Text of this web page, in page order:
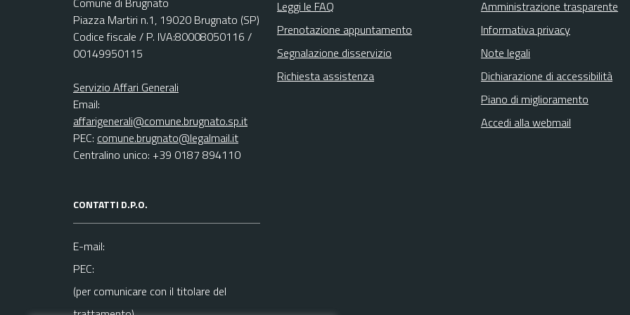
Piazza Martiri n.1, 19020 Brugnato (SP)
Codice fiscale / P. IVA:80008050116 /
00149950115
Servizio Affari Generali
Email:
affarigenerali@comune.brugnato.sp.it
PEC: comune.brugnato@legalmail.it
Centralino unico: +39 0187 894110
CONTATTI D.P.O.
E-mail:
PEC:
(per comunicare con il titolare del
Leggi le FAQ
Prenotazione appuntamento
Segnalazione disservizio
Richiesta assistenza
Amministrazione trasparente
Informativa privacy
Note legali
Dichiarazione di accessibilità
Piano di miglioramento
Accedi alla webmail